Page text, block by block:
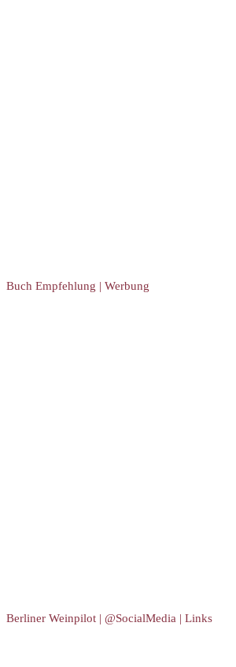
Buch Empfehlung | Werbung
Berliner Weinpilot | @SocialMedia | Links